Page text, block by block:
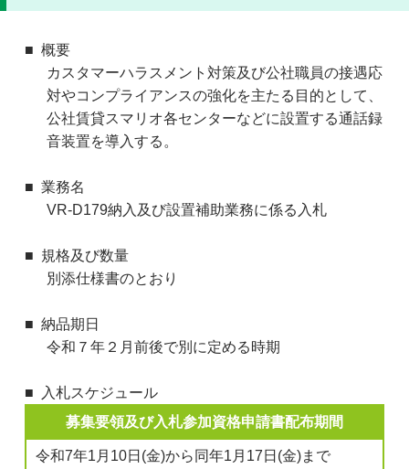
概要
カスタマーハラスメント対策及び公社職員の接遇応
対やコンプライアンスの強化を主たる目的として、
公社賃貸スマリオ各センターなどに設置する通話録
音装置を導入する。
業務名
VR-D179納入及び設置補助業務に係る入札
規格及び数量
別添仕様書のとおり
納品期日
令和７年２月前後で別に定める時期
入札スケジュール
募集要領及び入札参加資格申請書配布期間
令和7年1月10日(金)から同年1月17日(金)まで